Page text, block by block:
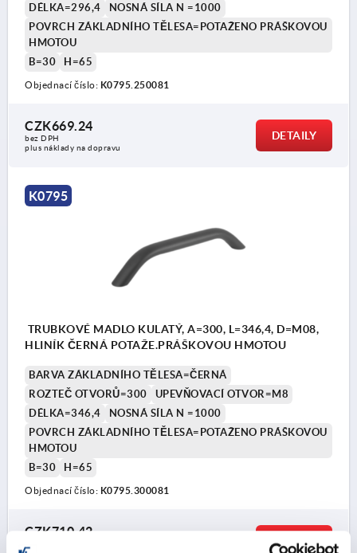
DÉLKA=296,4
NOSNÁ SÍLA N =1000
POVRCH ZÁKLADNÍHO TĚLESA=POTAŽENO PRÁŠKOVOU
HMOTOU
B=30
H=65
Objednací číslo: K0795.250081
CZK669.24
bez DPH
plus náklady na dopravu
DETAILY
K0795
TRUBKOVÉ MADLO KULATÝ, A=300, L=346,4, D=M08,
HLINÍK ČERNÁ POTAŽE.PRÁŠKOVOU HMOTOU
BARVA ZÁKLADNÍHO TĚLESA=ČERNÁ
ROZTEČ OTVORŮ=300
UPEVŇOVACÍ OTVOR=M8
DÉLKA=346,4
NOSNÁ SÍLA N =1000
POVRCH ZÁKLADNÍHO TĚLESA=POTAŽENO PRÁŠKOVOU
HMOTOU
B=30
H=65
Objednací číslo: K0795.300081
CZK710.42
DETAILY